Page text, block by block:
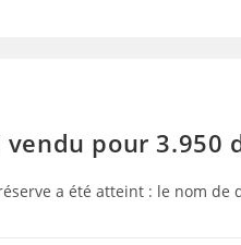
pour 3.950
a été atteint : le nom